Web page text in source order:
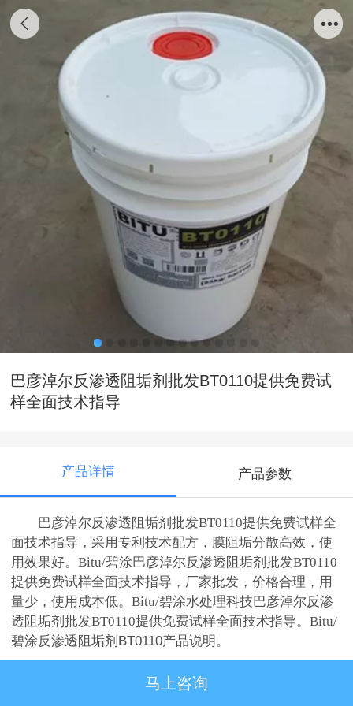
巴彦淖尔反渗透阻垢剂批发BT0110提供免费试
样全面技术指导
产品详情 产品参数
巴彦淖尔反渗透阻垢剂批发BT0110提供免费试样全
面技术指导，采用专利技术配方，膜阻垢分散高效，使
用效果好。 Bitu/碧涂 巴彦淖尔反渗透阻垢剂批发BT0110
提供免费试样全面技术指导，厂家批发，价格合理，用
量少，使用成本低。 Bitu/碧涂水处理科技 巴彦淖尔反渗
透阻垢剂批发BT0110提供免费试样全面技术指导。Bitu/
碧涂反渗透阻垢剂BT0110产品说明。
马上咨询